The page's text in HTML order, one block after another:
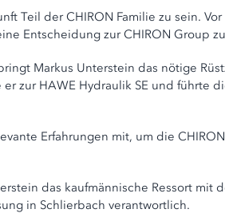
Teil der CHIRON Familie zu sein.
Entscheidung zur CHIRON Group
Markus Unterstein das nötige
zur HAWE Hydraulik SE und
Erfahrungen mit, um die
das kaufmännische Ressort
in Schlierbach verantwortlich.